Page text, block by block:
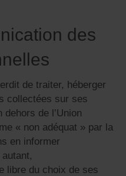
des
de traiter, héberger
collectées sur ses
de l’Union
« non adéquat » par la
en informer
libre du choix de ses